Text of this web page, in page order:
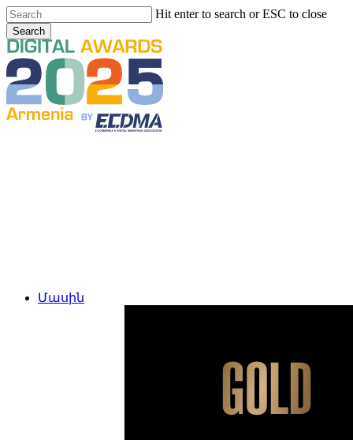
Skip
to
main
content
Hit enter to search or ESC to close
Search
Close
Search
Menu Մասին